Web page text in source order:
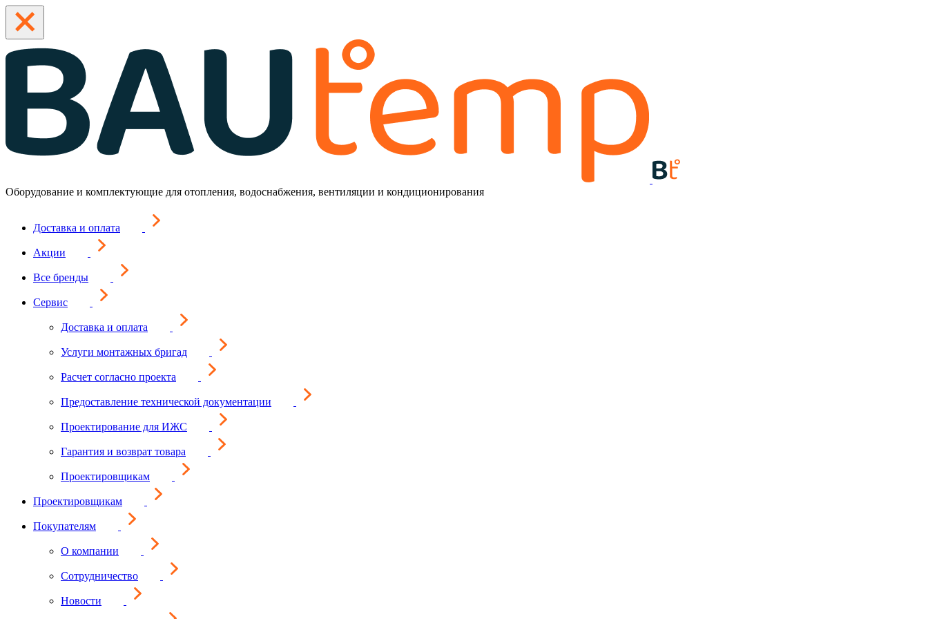
Оборудование и комплектующие для отопления, водоснабжения, вентиляции и кондиционирования
Доставка и оплата
Акции
Все бренды
Сервис
Доставка и оплата
Услуги монтажных бригад
Расчет согласно проекта
Предоставление технической документации
Проектирование для ИЖС
Гарантия и возврат товара
Проектировщикам
Проектировщикам
Покупателям
О компании
Сотрудничество
Новости